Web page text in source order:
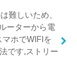
難しいため、
ーターから電
ホでWIFIを
です,ストリー